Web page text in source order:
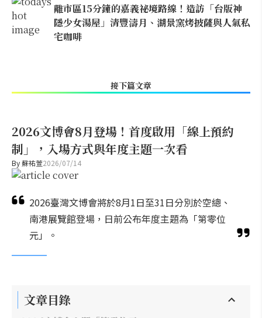
離市區15分鐘的嘉義祕境路線！造訪「台版神
隱少女湯屋」清豐濤月、湖景窯烤披薩與人氣私
宅咖啡
接下篇文章
2026文博會8月登場！首度啟用「線上預約
制」，入場方式與年度主題一次看
By蘇祐萱2026/07/14
2026臺灣文博會將於8月1日至31日分別於空總、
南港展覽館登場，日前公布年度主題為「第零位
元」。
文章目錄